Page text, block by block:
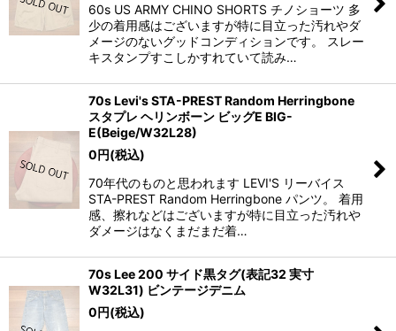
60s US ARMY CHINO SHORTS チノショーツ 多
少の着用感はございますが特に目立った汚れやダ
メージのないグッドコンディションです。 スレー
キスタンプすこしかすれていて読み…
70s Levi's STA-PREST Random Herringbone
スタプレ ヘリンボーン ビッグE BIG-
E(Beige/W32L28)
0円(税込)
70年代のものと思われます LEVI'S リーバイス
STA-PREST Random Herringbone パンツ。 着用
感、擦れなどはございますが特に目立った汚れや
ダメージはなくまだまだ着…
70s Lee 200 サイド黒タグ(表記32 実寸
W32L31) ビンテージデニム
0円(税込)